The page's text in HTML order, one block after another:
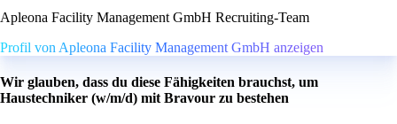
Apleona Facility Management GmbH Recruiting-Team
Profil von Apleona Facility Management GmbH anzeigen
Wir glauben, dass du diese Fähigkeiten brauchst, um
Haustechniker (w/m/d) mit Bravour zu bestehen